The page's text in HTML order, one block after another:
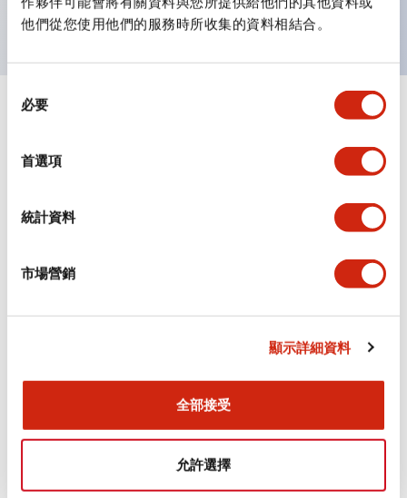
他們從您使用他們的服務時所收集的資料相結合。
必要
首選項
統計資料
市場營銷
顯示詳細資料
全部接受
允許選擇
色按鈕或白色背景的銘板與護罩！
顯示全部+
審美規範
環境規範